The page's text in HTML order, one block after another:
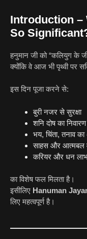
Introduction –
So
हनुमान जी को “कलियुग के
क्योंकि वे आज भी पृथ्वी पर
इस दिन पूजा करने से:
बुरी नजर से सुरक्षा
शनि दोष का निवारण
भय, चिंता, तनाव
साहस और आत्मबल में
करियर और धन
का विशेष फल मिलता है।
इसीलिए Hanuman
लिए महत्वपूर्ण है।